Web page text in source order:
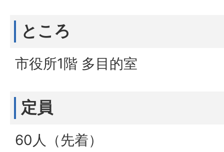
ところ
市役所1階 多目的室
定員
60人（先着）